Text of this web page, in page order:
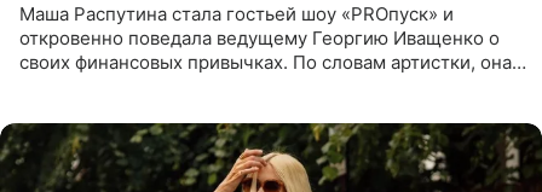
Маша Распутина стала гостьей шоу «PROпуск» и
откровенно поведала ведущему Георгию Иващенко о
своих финансовых привычках. По словам артистки, она